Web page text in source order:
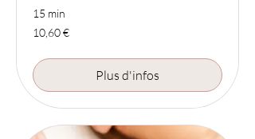
15 min
10,60
euros
10,60 €
Plus d'infos